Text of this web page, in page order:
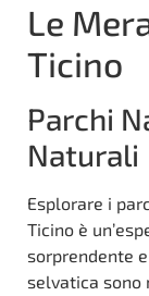
Le
Ticino
Parchi
Naturali
Esplorare i
Ticino è
sorprendente
selvatica sono